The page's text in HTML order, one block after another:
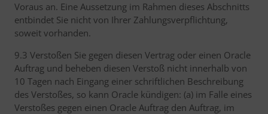
Voraus an. Eine Aussetzung im Rahmen dieses Abschnitts
entbindet Sie nicht von Ihrer Zahlungsverpflichtung,
soweit vorhanden.
9.3 Verstoßen Sie gegen diesen Vertrag oder einen Oracle
Auftrag und beheben diesen Verstoß nicht innerhalb von
10 Tagen nach Eingang einer schriftlichen Beschreibung
des Verstoßes, so kann Oracle kündigen: (a) im Falle eines
Verstoßes gegen einen Oracle Auftrag den Auftrag, im